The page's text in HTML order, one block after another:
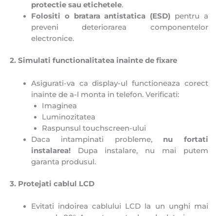
protectie sau etichetele.
Folositi o bratara antistatica (ESD) pentru a
preveni deteriorarea componentelor
electronice.
2. Simulati functionalitatea inainte de fixare
Asigurati-va ca display-ul functioneaza corect
inainte de a-l monta in telefon. Verificati:
Imaginea
Luminozitatea
Raspunsul touchscreen-ului
Daca intampinati probleme, nu fortati
instalarea!Dupa instalare, nu mai putem
garanta produsul.
3. Protejati cablul LCD
Evitati indoirea cablului LCD la un unghi mai